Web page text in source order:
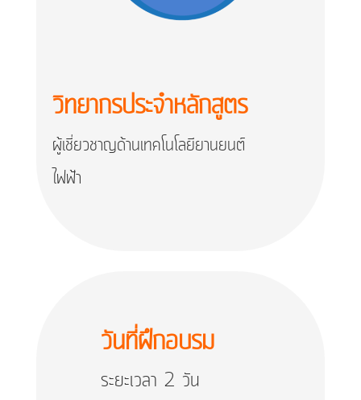
วิทยากรประจำหลักสูตร
ผู้เชี่ยวชาญด้านเทคโนโลยียานยนต์
ไฟฟ้า
วันที่ฝึกอบรม
ระยะเวลา 2 วัน